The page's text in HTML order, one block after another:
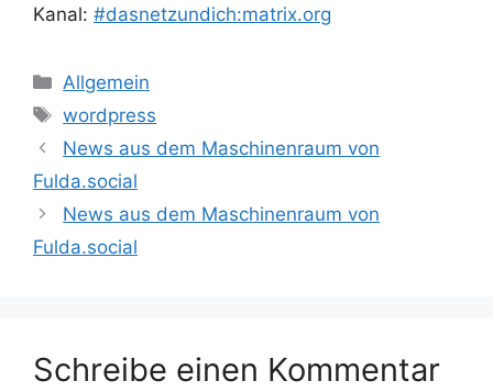
Kanal: #dasnetzundich:matrix.org
Kategorien
Allgemein
Schlagwörter
wordpress
News aus dem Maschinenraum von
Fulda.social
News aus dem Maschinenraum von
Fulda.social
Schreibe einen Kommentar